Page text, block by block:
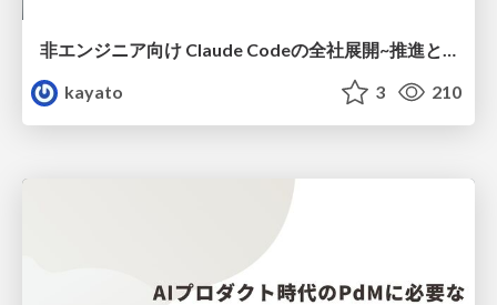
非エンジニア向け Claude Codeの全社展開~推進とリスク統制のリアル~ #プロヒス2026 #プロダクトヒストリーカンファレンス 2026
kayato
3 210